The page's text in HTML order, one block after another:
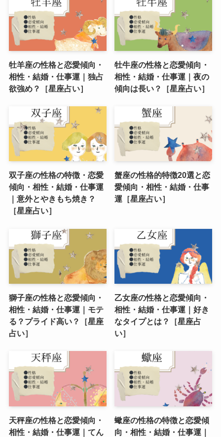
牡羊座の性格と恋愛傾向・
相性・結婚・仕事運｜独占
欲強め？［星座占い］
牡牛座の性格と恋愛傾向・
相性・結婚・仕事運｜夜の
傾向は長い？［星座占い］
双子座の性格の特徴・恋愛
傾向・相性・結婚・仕事運
｜意外とやきもち焼き？
［星座占い］
蟹座の性格的特徴20選と恋
愛傾向・相性・結婚・仕事
運［星座占い］
獅子座の性格と恋愛傾向・
相性・結婚・仕事運｜モテ
る？プライド高い？［星座
占い］
乙女座の性格と恋愛傾向・
相性・結婚・仕事運｜好き
なタイプとは？［星座占
い］
天秤座の性格と恋愛傾向・
相性・結婚・仕事運｜てん
蠍座の性格の特徴と恋愛傾
向・相性・結婚・仕事運｜